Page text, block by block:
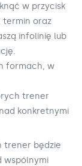
w przycisk
termin oraz
infolinię lub
formach, w
trener
konkretnymi
trener będzie
wspólnymi